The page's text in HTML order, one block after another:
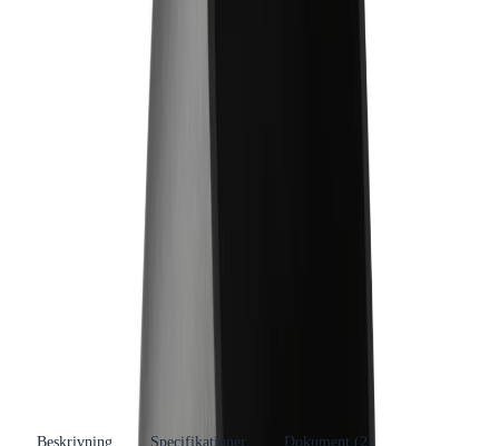
14 dagars öppet köp
Produktinformation
Geberit
Böj
Plast Avloppsdelar
Se fler produkter
Geberit AB
2712156
4025416028864
Beskrivning Specifikationer Dokument (2